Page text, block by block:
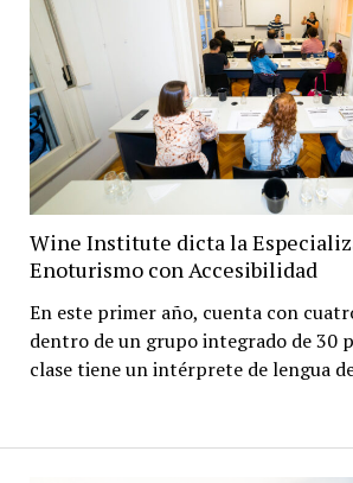
Wine Institute dicta la
Enoturismo con Accesibilidad
En este primer año, cuenta con
dentro de un grupo integrado de 30
clase tiene un intérprete de lengua